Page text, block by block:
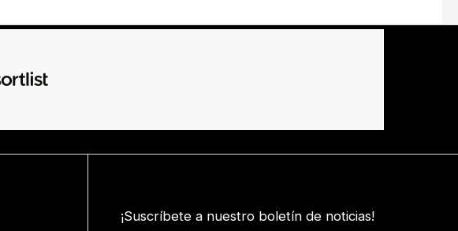
¡Suscríbete a nuestro boletín de noticias!